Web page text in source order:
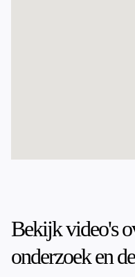
Bekijk video's
onderzoek en